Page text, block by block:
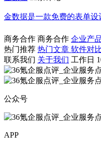
金数据是一款免费的表单
商务合作 商务合作 企业产
热门推荐 热门文章 软件对
联系我们 关于我们 工作日
公众号
APP